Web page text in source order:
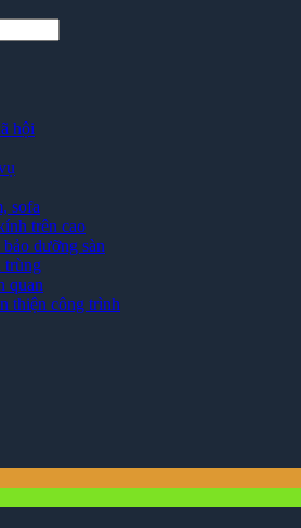
hội
sofa
trên cao
dưỡng sàn
trùng
quan
thiện công trình